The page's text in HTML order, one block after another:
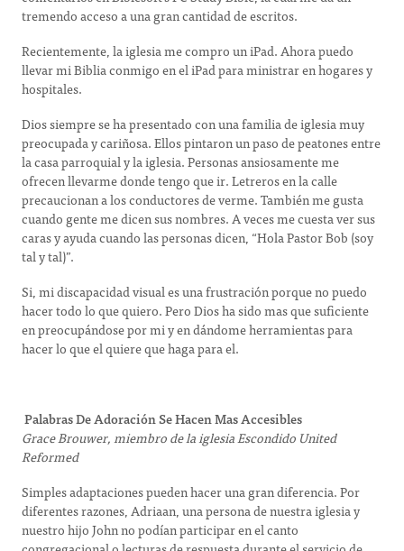
tremendo acceso a una gran cantidad de escritos.
Recientemente, la iglesia me compro un iPad. Ahora puedo
llevar mi Biblia conmigo en el iPad para ministrar en hogares y
hospitales.
Dios siempre se ha presentado con una familia de iglesia muy
preocupada y cariñosa. Ellos pintaron un paso de peatones entre
la casa parroquial y la iglesia. Personas ansiosamente me
ofrecen llevarme donde tengo que ir. Letreros en la calle
precaucionan a los conductores de verme. También me gusta
cuando gente me dicen sus nombres. A veces me cuesta ver sus
caras y ayuda cuando las personas dicen, “Hola Pastor Bob (soy
tal y tal)”.
Si, mi discapacidad visual es una frustración porque no puedo
hacer todo lo que quiero. Pero Dios ha sido mas que suficiente
en preocupándose por mi y en dándome herramientas para
hacer lo que el quiere que haga para el.
Palabras De Adoración Se Hacen Mas Accesibles
Grace Brouwer, miembro de la iglesia Escondido United
Reformed
Simples adaptaciones pueden hacer una gran diferencia. Por
diferentes razones, Adriaan, una persona de nuestra iglesia y
nuestro hijo John no podían participar en el canto